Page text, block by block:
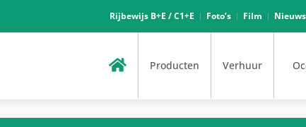
Rijbewijs B+E / C1+E Foto’s Film Nieuws
Producten Verhuur